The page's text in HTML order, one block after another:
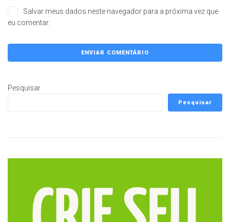
Salvar meus dados neste navegador para a próxima vez que
eu comentar.
Pesquisar
Pesquisar